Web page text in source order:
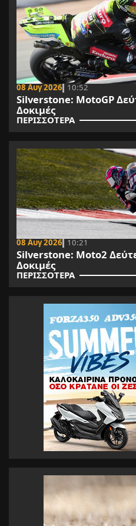
08 Αυγ 2026 10:52
Silverstone: MotoGP
Δοκιμές
ΠΕΡΙΣΣΟΤΕΡΑ
08 Αυγ 2026 10:21
Silverstone: Moto2
Δοκιμές
ΠΕΡΙΣΣΟΤΕΡΑ